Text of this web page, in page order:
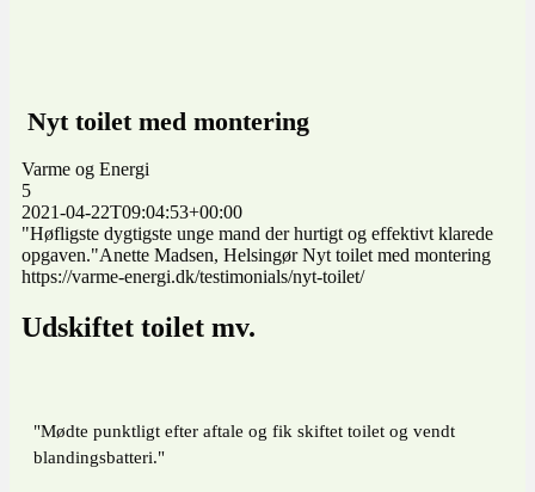
Nyt toilet med montering
Varme og Energi
5
2021-04-22T09:04:53+00:00
"Høfligste dygtigste unge mand der hurtigt og effektivt klarede
opgaven."Anette Madsen, Helsingør Nyt toilet med montering
https://varme-energi.dk/testimonials/nyt-toilet/
Udskiftet toilet mv.
"Mødte punktligt efter aftale og fik skiftet toilet og vendt
blandingsbatteri."